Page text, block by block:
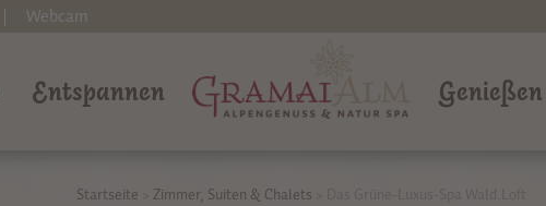
Webcam
Entspannen Genießen
Startseite Zimmer, Suiten & Chalets